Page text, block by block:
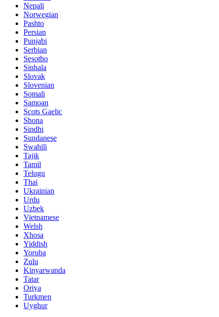
Nepali
Norwegian
Pashto
Persian
Punjabi
Serbian
Sesotho
Sinhala
Slovak
Slovenian
Somali
Samoan
Scots Gaelic
Shona
Sindhi
Sundanese
Swahili
Tajik
Tamil
Telugu
Thai
Ukrainian
Urdu
Uzbek
Vietnamese
Welsh
Xhosa
Yiddish
Yoruba
Zulu
Kinyarwanda
Tatar
Oriya
Turkmen
Uyghur